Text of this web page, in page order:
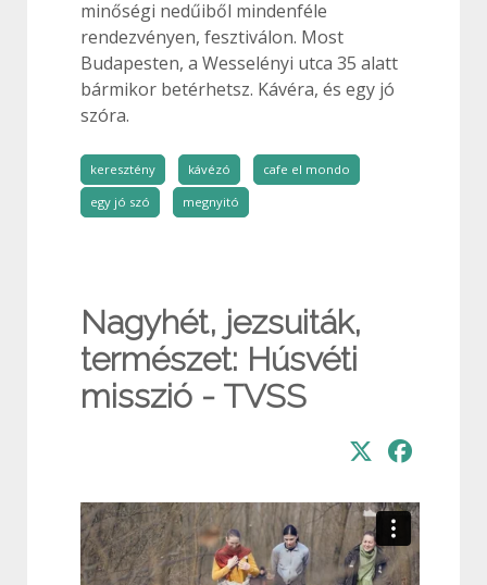
minőségi nedűiből mindenféle
rendezvényen, fesztiválon. Most
Budapesten, a Wesselényi utca 35 alatt
bármikor betérhetsz. Kávéra, és egy jó
szóra.
keresztény kávézó
cafe el mondo
egy jó szó
megnyitó
Nagyhét, jezsuiták,
természet: Húsvéti
misszió - TVSS